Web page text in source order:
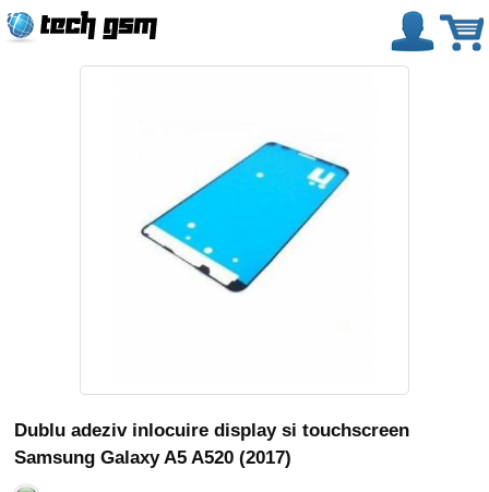
Dublu adeziv inlocuire display si touchscreen
Samsung Galaxy A5 A520 (2017)